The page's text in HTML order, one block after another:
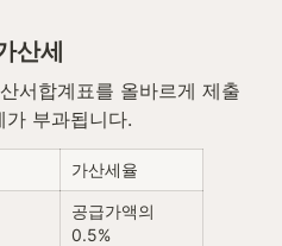
산세
서합계표를 올바르게 제출
부과됩니다.
가산세율
공급가액의
0.5%